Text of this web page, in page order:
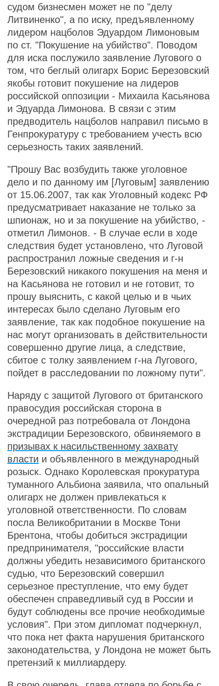
судом бизнесмен может не по "делу
Литвиненко", а по иску, предъявленному
лидером нацболов Эдуардом Лимоновым
по ст. "Покушение на убийство". Поводом
для иска послужило заявление Лугового о
том, что беглый олигарх Борис Березовский
якобы готовит покушение на лидеров
российской оппозиции - Михаила Касьянова
и Эдуарда Лимонова. В связи с этим
предводитель нацболов направил письмо в
Генпрокуратуру с требованием учесть всю
серьезность таких заявлений.
"Прошу Вас возбудить также уголовное
дело и по данному им [Луговым] заявлению
от 15.06.2007, так как Уголовный кодекс РФ
предусматривает наказание не только за
шпионаж, но и за покушение на убийство, -
отметил Лимонов. - В случае если в ходе
следствия будет установлено, что Луговой
распространил ложные сведения и г-н
Березовский никакого покушения на меня и
на Касьянова не готовил и не готовит, то
прошу выяснить, с какой целью и в чьих
интересах было сделано Луговым его
заявление, так как подобное покушение на
нас могут организовать в действительности
совершенно другие лица, а следствие,
сбитое с толку заявлением г-на Лугового,
пойдет в расследовании по ложному пути".
Наряду с защитой Лугового от британского
правосудия российская сторона в
очередной раз потребовала от Лондона
экстрадиции Березовского, обвиняемого в
призывах к насильственному захвату
власти и объявленного в международный
розыск. Однако Королевская прокуратура
туманного Альбиона заявила, что опальный
олигарх не должен привлекаться к
уголовной ответственности. По словам
посла Великобритании в Москве Тони
Брентона, чтобы добиться экстрадиции
предпринимателя, "российские власти
должны убедить независимого британского
судью, что Березовский совершил
серьезное преступление, что ему будет
обеспечен справедливый суд в России и
будут соблюдены все прочие необходимые
условия". При этом дипломат подчеркнул,
что пока нет факта нарушения британского
законодательства, у Лондона не может быть
претензий к миллиардеру.